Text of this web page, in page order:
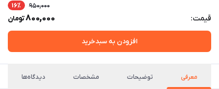
قیمت:
950,000 16٪
800,000تومان
افزودن به سبدخرید
معرفی توضیحات مشخصات دیدگاه‌ها